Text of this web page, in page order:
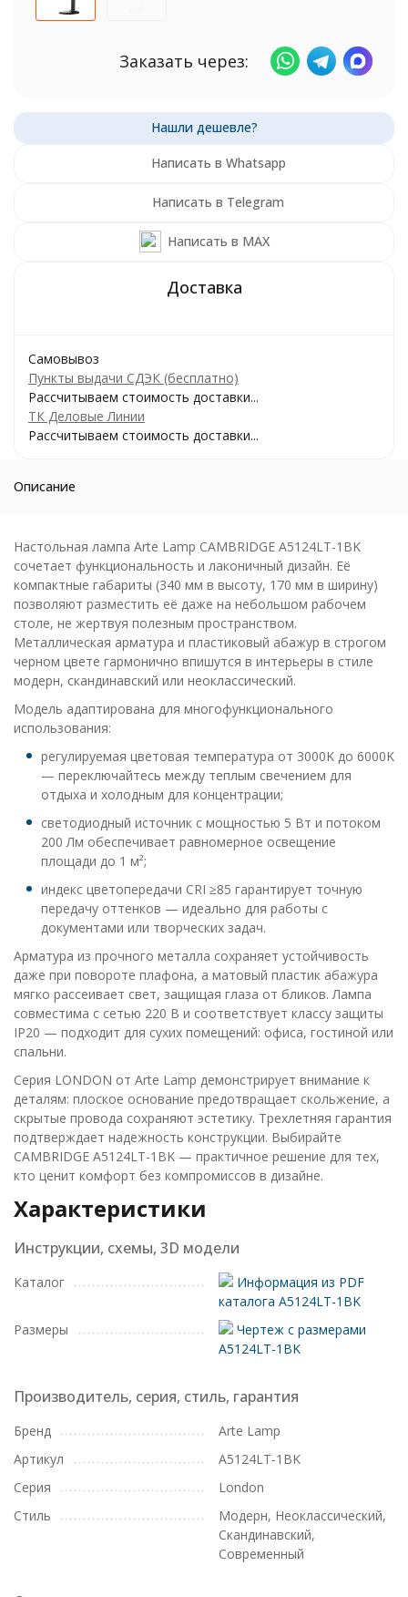
Заказать через:
Написать в Whatsapp
Написать в Telegram
Написать в MAX
Самовывоз
Пункты выдачи СДЭК (бесплатно)
Рассчитываем стоимость доставки...
ТК Деловые Линии
Рассчитываем стоимость доставки...
Описание
Настольная лампа Arte Lamp CAMBRIDGE A5124LT-1BK
сочетает функциональность и лаконичный дизайн. Её
компактные габариты (340 мм в высоту, 170 мм в ширину)
позволяют разместить её даже на небольшом рабочем
столе, не жертвуя полезным пространством.
Металлическая арматура и пластиковый абажур в строгом
черном цвете гармонично впишутся в интерьеры в стиле
модерн, скандинавский или неоклассический.
Модель адаптирована для многофункционального
использования:
регулируемая цветовая температура от 3000K до 6000K
— переключайтесь между теплым свечением для
отдыха и холодным для концентрации;
светодиодный источник с мощностью 5 Вт и потоком
200 Лм обеспечивает равномерное освещение
площади до 1 м²;
индекс цветопередачи CRI ≥85 гарантирует точную
передачу оттенков — идеально для работы с
документами или творческих задач.
Арматура из прочного металла сохраняет устойчивость
даже при повороте плафона, а матовый пластик абажура
мягко рассеивает свет, защищая глаза от бликов. Лампа
совместима с сетью 220 В и соответствует классу защиты
IP20 — подходит для сухих помещений: офиса, гостиной или
спальни.
Серия LONDON от Arte Lamp демонстрирует внимание к
деталям: плоское основание предотвращает скольжение, а
скрытые провода сохраняют эстетику. Трехлетняя гарантия
подтверждает надежность конструкции. Выбирайте
CAMBRIDGE A5124LT-1BK — практичное решение для тех,
кто ценит комфорт без компромиссов в дизайне.
Характеристики
Инструкции, схемы, 3D модели
Каталог
Информация из PDF
каталога A5124LT-1BK
Размеры
Чертеж с размерами
A5124LT-1BK
Производитель, серия, стиль, гарантия
Бренд
Arte Lamp
Артикул
A5124LT-1BK
Серия
London
Стиль
Модерн, Неоклассический,
Скандинавский,
Современный